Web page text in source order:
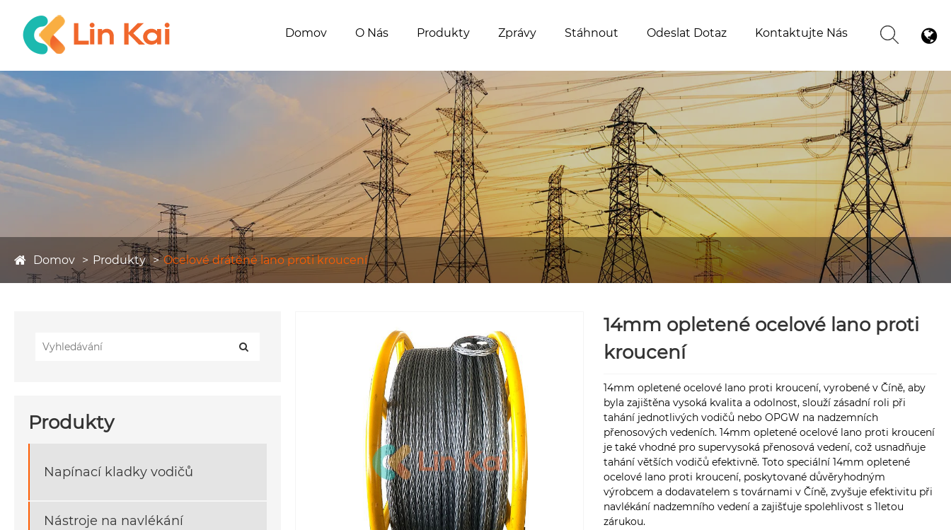
Domov O Nás Produkty Zprávy Stáhnout Odeslat Dotaz Kontaktujte Nás
Domov Produkty Ocelové drátěné lano proti kroucení
Produkty
Napínací kladky vodičů
Nástroje na navlékání
14mm opletené ocelové lano proti
kroucení
14mm opletené ocelové lano proti kroucení, vyrobené v Číně, aby
byla zajištěna vysoká kvalita a odolnost, slouží zásadní roli při
tahání jednotlivých vodičů nebo OPGW na nadzemních
přenosových vedeních. 14mm opletené ocelové lano proti kroucení
je také vhodné pro supervysoká přenosová vedení, což usnadňuje
tahání větších vodičů efektivně. Toto speciální 14mm opletené
ocelové lano proti kroucení, poskytované důvěryhodným
výrobcem a dodavatelem s továrnami v Číně, zvyšuje efektivitu při
navlékání nadzemního vedení a zajišťuje spolehlivost s 1letou
zárukou.